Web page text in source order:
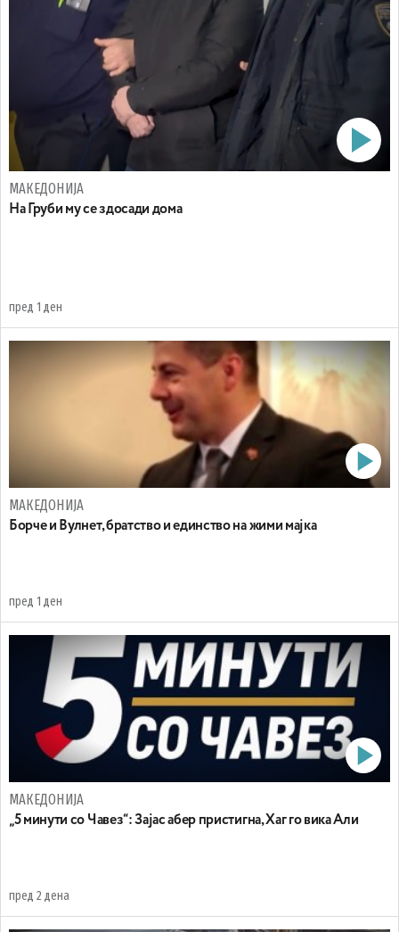
МАКЕДОНИЈА
На Груби му се здосади дома
пред 1 ден
МАКЕДОНИЈА
Борче и Вулнет, братство и единство на жими мајка
пред 1 ден
МАКЕДОНИЈА
„5 минути со Чавез“: Зајас абер пристигна, Хаг го вика Али
пред 2 дена